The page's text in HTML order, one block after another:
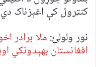
کنټرول کې اغېزناک
نور ولولئ: ملا برادر
افغانستان بهېدونکي